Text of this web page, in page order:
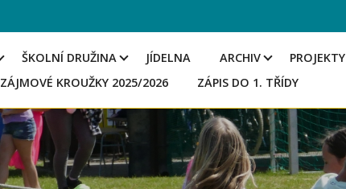
ŠKOLNÍ DRUŽINA JÍDELNA ARCHIV PROJEKTY
ZÁJMOVÉ KROUŽKY 2025/2026 ZÁPIS DO 1. TŘÍDY